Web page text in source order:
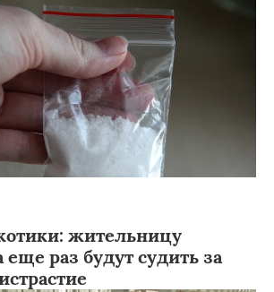
жительницу
еще раз будут судить за